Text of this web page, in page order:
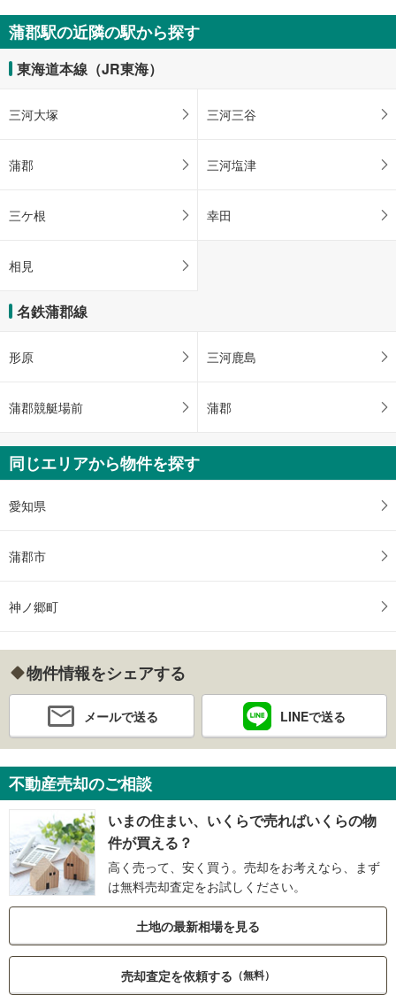
蒲郡駅の近隣の駅から探す
東海道本線（JR東海）
三河大塚 三河三谷
蒲郡 三河塩津
三ケ根 幸田
相見
名鉄蒲郡線
形原 三河鹿島
蒲郡競艇場前 蒲郡
同じエリアから物件を探す
愛知県
蒲郡市
神ノ郷町
物件情報をシェアする
メールで送る LINEで送る
不動産売却のご相談
いまの住まい、いくらで売ればいくらの物
件が買える？
高く売って、安く買う。売却をお考えなら、まず
は無料売却査定をお試しください。
土地の最新相場を見る
売却査定を依頼する （無料）